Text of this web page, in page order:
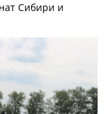
Сибири и